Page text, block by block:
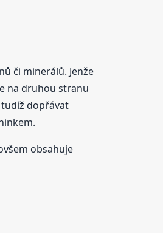
či minerálů. Jenže
na druhou stranu
dopřávat
obsahuje